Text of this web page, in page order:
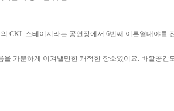
CKL 스테이지라는 공연장에서 6번째 이른열대야를
가뿐하게 이겨낼만한 쾌적한 장소였어요. 바깥공